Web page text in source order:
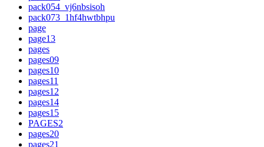
pack054_vj6nbsisoh
pack073_1hf4hwtbhpu
page
page13
pages
pages09
pages10
pages11
pages12
pages14
pages15
PAGES2
pages20
pages21